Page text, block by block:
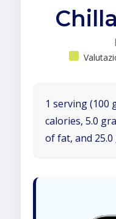
1 serving (100
calories, 5.0
of fat, and